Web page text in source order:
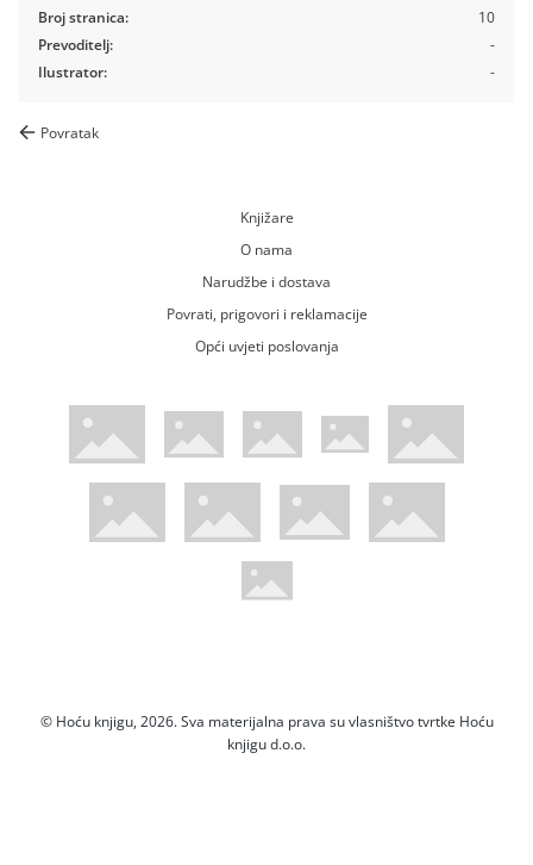
Broj stranica:
Prevoditelj:
Ilustrator:
10
-
-
Povratak
Knjižare
O nama
Narudžbe i dostava
Povrati, prigovori i reklamacije
Opći uvjeti poslovanja
WsPay web stranicaMaestro web stranicaMastercard web stranicaAmerican Express web stranica
Visa web stranica
Diners web stranicaTrustwave certificiranoMastercard sigurnosni kod web
Pci Dss certificirano
Verified by Visa web stranica
© Hoću knjigu, 2026. Sva materijalna prava su vlasništvo tvrtke Hoću
knjigu d.o.o.